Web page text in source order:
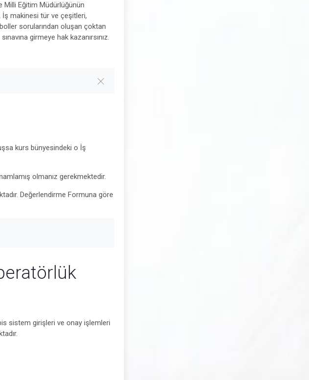
Milli Eğitim Müdürlüğünün
İş makinesi tür ve çeşitleri,
sorularından oluşan çoktan
girmeye hak kazanırsınız.
kurs bünyesindeki o İş
olmanız gerekmektedir.
Değerlendirme Formuna göre
sistem girişleri ve onay işlemleri